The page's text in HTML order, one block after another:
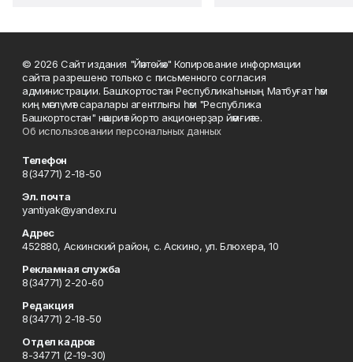
© 2026 Сайт издания "Йәнтөйәк" Копирование информации
сайта разрешено только с письменного согласия
администрации. Башҡортостан Республикаһының Матбуғат һәм
киң мәғлүмәт саралары агентлығы һәм "Республика
Башкортостан" нәшриәт йорто акционерҙар йәмғиәте.
Об использовании персональных данных
Телефон
8(34771) 2-18-50
Эл. почта
yantiyak@yandex.ru
Адрес
452880, Аскинский район, с. Аскино, ул. Блюхера, 10
Рекламная служба
8(34771) 2-20-60
Редакция
8(34771) 2-18-50
Отдел кадров
8-34771 (2-19-30)